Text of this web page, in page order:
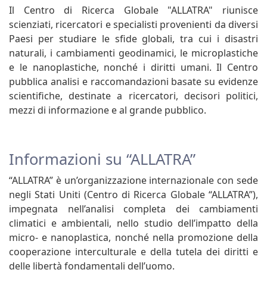
Il Centro di Ricerca Globale "ALLATRA" riunisce
scienziati, ricercatori e specialisti provenienti da diversi
Paesi per studiare le sfide globali, tra cui i disastri
naturali, i cambiamenti geodinamici, le microplastiche
e le nanoplastiche, nonché i diritti umani. Il Centro
pubblica analisi e raccomandazioni basate su evidenze
scientifiche, destinate a ricercatori, decisori politici,
mezzi di informazione e al grande pubblico.
Informazioni su “ALLATRA”
“ALLATRA” è un’organizzazione internazionale con sede
negli Stati Uniti (Centro di Ricerca Globale “ALLATRA”),
impegnata nell’analisi completa dei cambiamenti
climatici e ambientali, nello studio dell’impatto della
micro- e nanoplastica, nonché nella promozione della
cooperazione interculturale e della tutela dei diritti e
delle libertà fondamentali dell’uomo.